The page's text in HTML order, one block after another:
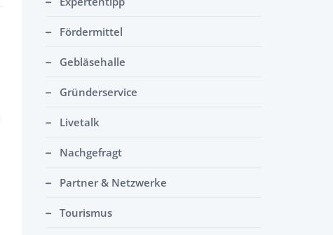
Fördermittel
Gebläsehalle
Gründerservice
Livetalk
Nachgefragt
Partner & Netzwerke
Tourismus